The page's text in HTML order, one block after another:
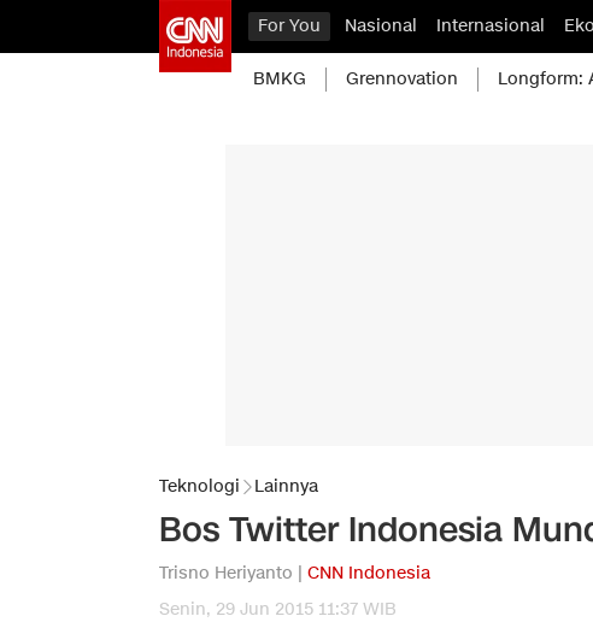
For You Nasional Internasional
BMKG Grennovation Longform:
Teknologi Lainnya
Bos Twitter Indonesia
Trisno Heriyanto | CNN Indonesia
Senin, 29 Jun 2015 11:37 WIB